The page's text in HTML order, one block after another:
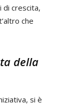
di crescita,
che
della
si è